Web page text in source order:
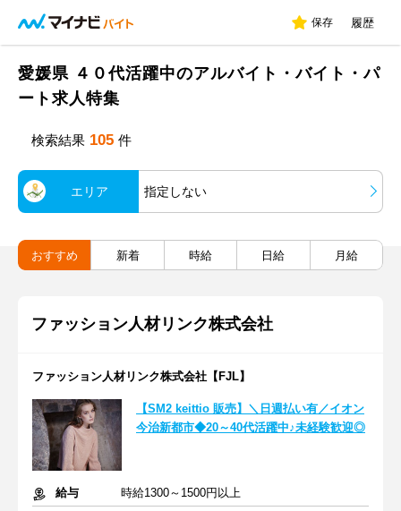
保存 履歴
愛媛県 ４０代活躍中のアルバイト・バイト・パ
ート求人特集
検索結果 105 件
エリア 指定しない
おすすめ 新着 時給 日給 月給
ファッション人材リンク株式会社
ファッション人材リンク株式会社【FJL】
【SM2 keittio 販売】＼日週払い有／イオン
今治新都市◆20～40代活躍中♪未経験歓迎◎
給与
時給1300～1500円以上